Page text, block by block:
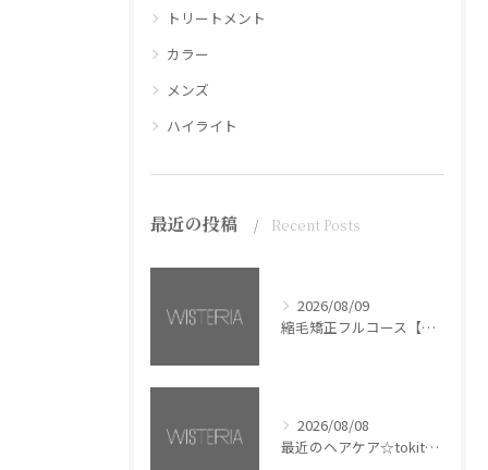
トリートメント
カラー
メンズ
ハイライト
最近の投稿 Recent Posts
2026/08/09
縮毛矯正フルコース【銀座・美容室WISTERIA】
2026/08/08
最近のヘアケア☆tokita【銀座・美容室WISTERIA】